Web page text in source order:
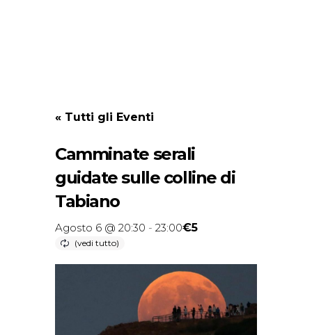
« Tutti gli Eventi
Camminate serali
guidate sulle colline di
Tabiano
Agosto 6 @ 20:30 - 23:00€5